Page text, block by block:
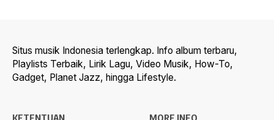
Situs musik Indonesia terlengkap. Info album terbaru,
Playlists Terbaik, Lirik Lagu, Video Musik, How-To,
Gadget, Planet Jazz, hingga Lifestyle.
KETENTUAN MORE INFO